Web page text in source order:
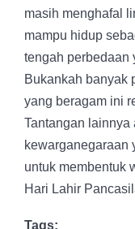
masih menghafal
mampu hidup
tengah perbedaan
Bukankah banyak
yang beragam ini
Tantangan
kewarganegaraan
untuk membentuk
Hari Lahir
Tags: